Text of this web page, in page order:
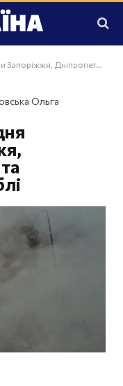
та Херсонщину: є загиблі
Ольга